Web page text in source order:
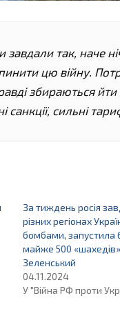
завдали так, наче
цю війну.
збираються
санкції, сильні
За тиждень росія
різних регіонах
бомбами, запустила
майже 500
Зеленський
04.11.2024
У "Війна РФ проти